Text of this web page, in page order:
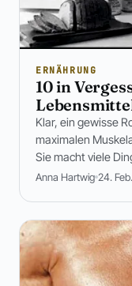
ERNÄHRUNG
10 in
Klar, ein gewisse
maximalen
Sie macht viele
Anna Hartwig 24.